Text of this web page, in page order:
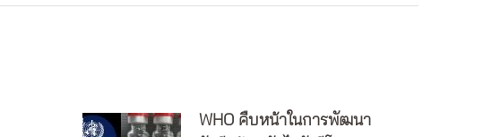
WHO คืบหน้าในการพัฒนา